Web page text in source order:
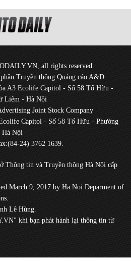
all rights reserved.
Truyền thông Quảng cáo A&D.
A3 Ecolife Capitol - Số 58 Tố Hữu -
Liêm - Hà Nội
Joint Stock Company
Capitol - Số 58 Tố Hữu - Phường
Nội
24) 3762 1639.
Thông tin và Truyền thông Hà Nội cấp
March 9, 2017 by Ha Noi Deparment of
Lê Hùng.
khi bạn phát hành lại thông tin từ